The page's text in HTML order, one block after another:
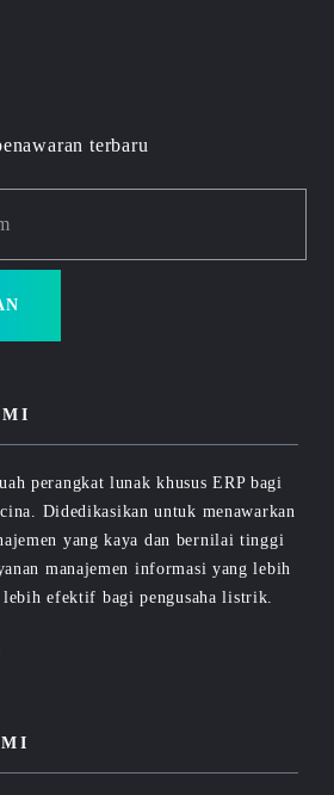
terbaru
perangkat lunak khusus ERP bagi
Didedikasikan untuk menawarkan
yang kaya dan bernilai tinggi
manajemen informasi yang lebih
efektif bagi pengusaha listrik.